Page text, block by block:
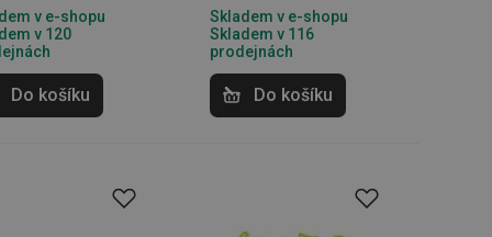
v e-shopu
v 120
Do košíku
Skladem v e-shopu
Skladem v 116
prodejnách
Do košíku
o chování
cílem je
výkonnosti a
webových
obsahu nebo